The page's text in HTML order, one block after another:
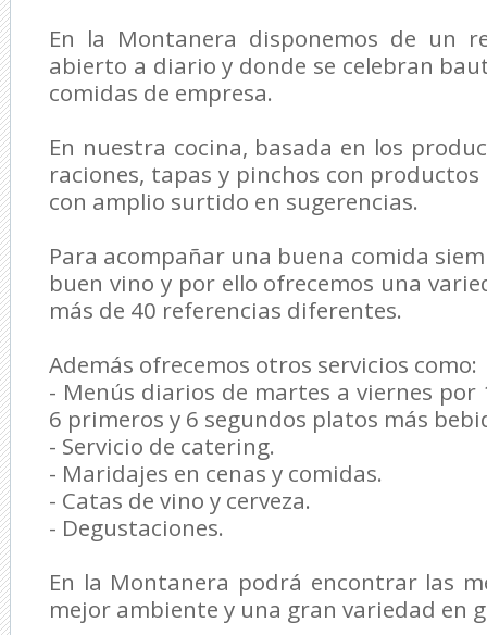
En la Montanera disponemos de un
abierto a diario y donde se celebran
comidas de empresa.
En nuestra cocina, basada en los
raciones, tapas y pinchos con
con amplio surtido en sugerencias.
Para acompañar una buena comida
buen vino y por ello ofrecemos una
más de 40 referencias diferentes.
Además ofrecemos otros servicios como:
- Menús diarios de martes a viernes por
6 primeros y 6 segundos platos más
- Servicio de catering.
- Maridajes en cenas y comidas.
- Catas de vino y cerveza.
- Degustaciones.
En la Montanera podrá encontrar las
mejor ambiente y una gran variedad en